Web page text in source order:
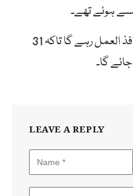
ہوئے تھے۔
یہ معاہدہ 6 جنوری 2021 تک نافذ العمل رہے گا تاکہ 31
گا۔
LEAVE A REPLY